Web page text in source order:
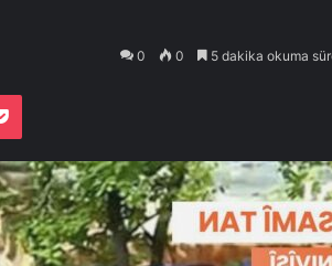
0 0 5 dakika okuma
Pocket